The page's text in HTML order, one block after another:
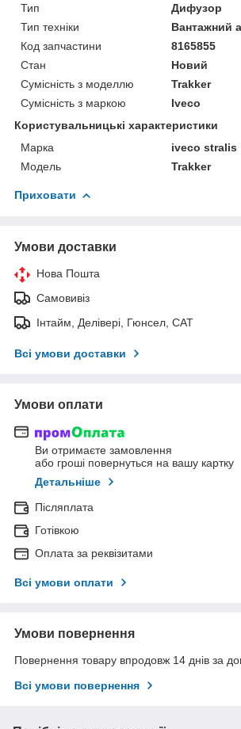
Тип
Дифузор
Тип техніки
Вантажний
Код запчастини
8165855
Стан
Новий
Сумісність з моделлю
Trakker
Сумісність з маркою
Iveco
Користувальницькі характеристики
Марка
iveco stralis
Модель
Trakker
Приховати
Умови доставки
Нова Пошта
Самовивіз
Інтайм, Делівері, Гюнсел, САТ
Всі умови доставки
Умови оплати
Ви отримаєте замовлення
або гроші повернуться на вашу картку
Детальніше
Післяплата
Готівкою
Оплата за реквізитами
Всі умови оплати
Умови повернення
Повернення товару впродовж 14 днів за
Всі умови повернення